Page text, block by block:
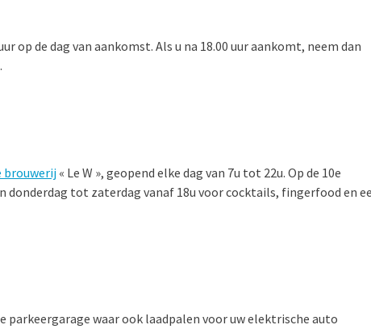
op de dag van aankomst. Als u na 18.00 uur aankomt, neem dan
brouwerij« Le W », geopend elke dag van 7u tot 22u. Op de 10e
donderdag tot zaterdag vanaf 18u voor cocktails, fingerfood en
waar ook laadpalen voor uw elektrische auto